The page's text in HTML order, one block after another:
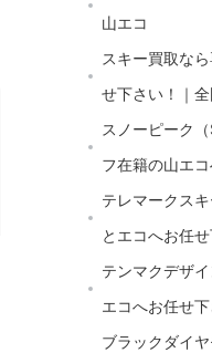
山エコ
スキー買取な
せ下さい！｜
スノーピーク
フ在籍の山エ
テレマークス
とエコへお任
テンマクデザ
エコへお任せ
ブラックダイ